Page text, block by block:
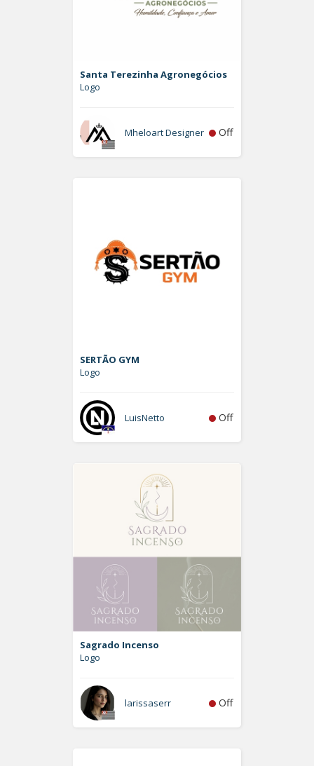
Santa Terezinha Agronegócios
Logo
Mheloart Designer Off
SERTÃO GYM
Logo
LuisNetto Off
Sagrado Incenso
Logo
larissaserr Off